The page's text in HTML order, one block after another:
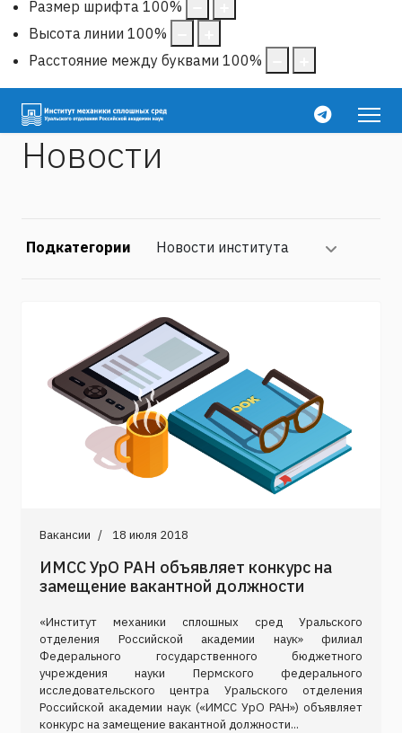
Размер шрифта 100%
Высота линии 100%
Расстояние между буквами 100%
Новости
Подкатегории Новости института
Вакансии 18 июля 2018
ИМСС УрО РАН объявляет конкурс на
замещение вакантной должности
«Институт механики сплошных сред Уральского
отделения Российской академии наук» филиал
Федерального государственного бюджетного
учреждения науки Пермского федерального
исследовательского центра Уральского отделения
Российской академии наук («ИМСС УрО РАН») объявляет
конкурс на замещение вакантной должности...